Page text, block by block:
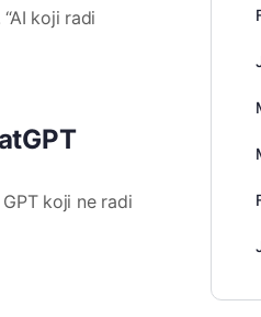
koji radi
koji ne radi